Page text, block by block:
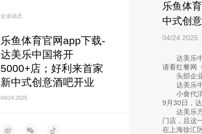
企业动态
乐鱼体育官网app下载-
达美乐中国将开
5000+店；好利来首家
新中式创意酒吧开业
04/24 2025
乐鱼体
中式创
04/24 2025
达美乐
请看红餐网
头部企
达美乐
小食代
9月30日，
达美乐
门店，且这
在上海徐汇